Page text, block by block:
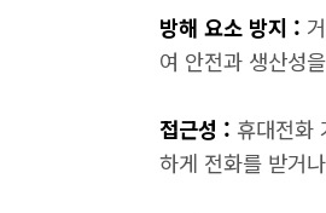
방해 요소 방지 :
여 안전과 생산성
접근성 : 휴대전화
하게 전화를 받거